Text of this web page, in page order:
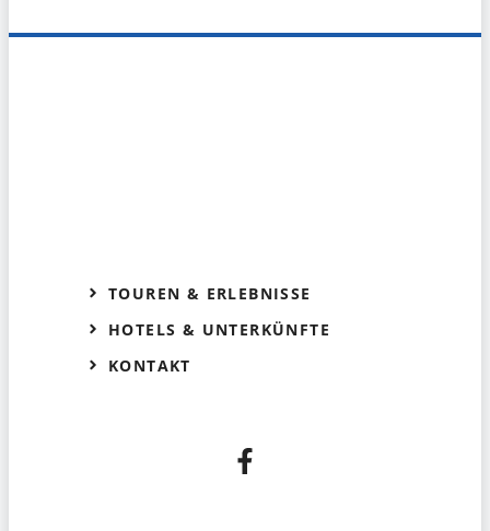
TOUREN & ERLEBNISSE
HOTELS & UNTERKÜNFTE
KONTAKT